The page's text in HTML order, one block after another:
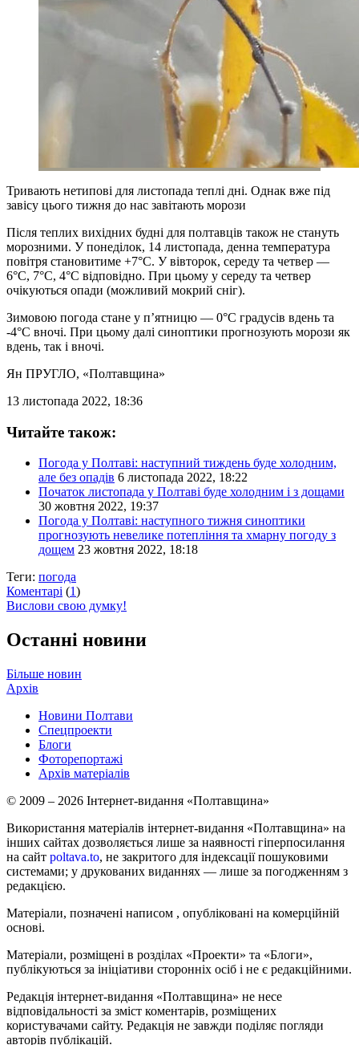
Тривають нетипові для листопада теплі дні. Однак вже під
завісу цього тижня до нас завітають морози
Після теплих вихідних будні для полтавців також не стануть
морозними. У понеділок, 14 листопада, денна температура
повітря становитиме +7°C. У вівторок, середу та четвер —
6°C, 7°C, 4°C відповідно. При цьому у середу та четвер
очікуються опади (можливий мокрий сніг).
Зимовою погода стане у п’ятницю — 0°C градусів вдень та
-4°C вночі. При цьому далі синоптики прогнозують морози як
вдень, так і вночі.
Ян ПРУГЛО, «Полтавщина»
13 листопада 2022, 18:36
Читайте також:
Погода у Полтаві: наступний тиждень буде холодним,
але без опадів 6 листопада 2022, 18:22
Початок листопада у Полтаві буде холодним і з дощами
30 жовтня 2022, 19:37
Погода у Полтаві: наступного тижня синоптики
прогнозують невелике потепління та хмарну погоду з
дощем 23 жовтня 2022, 18:18
Теги: погода
Коментарі (1)
Вислови свою думку!
Останні новини
Більше новин
Архів
Новини Полтави
Спецпроекти
Блоги
Фоторепортажі
Архів матеріалів
© 2009 – 2026 Інтернет-видання «Полтавщина»
Використання матеріалів інтернет-видання «Полтавщина» на
інших сайтах дозволяється лише за наявності гіперпосилання
на сайт poltava.to, не закритого для індексації пошуковими
системами; у друкованих виданнях — лише за погодженням з
редакцією.
Матеріали, позначені написом , опубліковані на комерційній
основі.
Матеріали, розміщені в розділах «Проекти» та «Блоги»,
публікуються за ініціативи сторонніх осіб і не є редакційними.
Редакція інтернет-видання «Полтавщина» не несе
відповідальності за зміст коментарів, розміщених
користувачами сайту. Редакція не завжди поділяє погляди
авторів публікацій.